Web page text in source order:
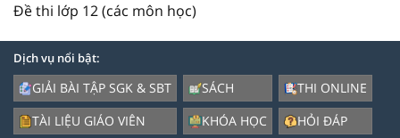
Đề thi lớp 12 (các môn học)
Dịch vụ nổi bật:
GIẢI BÀI TẬP SGK & SBT
TÀI LIỆU GIÁO VIÊN
SÁCH
KHÓA HỌC
THI ONLINE
HỎI ĐÁP